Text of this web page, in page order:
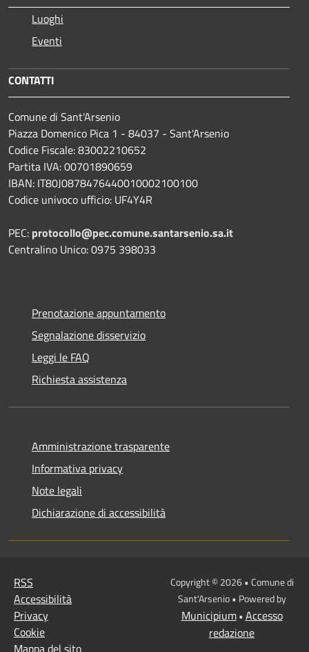
Luoghi
Eventi
CONTATTI
Comune di Sant'Arsenio
Piazza Domenico Pica 1 - 84037 - Sant'Arsenio
Codice Fiscale: 83002210652
Partita IVA: 00701890659
IBAN: IT80J0878476440010002100100
Codice univoco ufficio: UF4Y4R
PEC: protocollo@pec.comune.santarsenio.sa.it
Centralino Unico: 0975 398033
Prenotazione appuntamento
Segnalazione disservizio
Leggi le FAQ
Richiesta assistenza
Amministrazione trasparente
Informativa privacy
Note legali
Dichiarazione di accessibilità
RSS
Accessibilità
Privacy
Cookie
Mappa del sito
Copyright © 2026 • Comune di
Sant'Arsenio • Powered by
Municipium• Accesso
redazione